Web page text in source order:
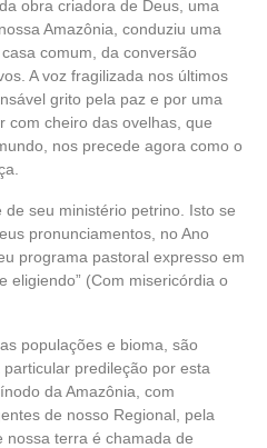
obra criadora de Deus, uma
Amazônia, conduziu uma
comum, da conversão
A voz fragilizada nos últimos
grito pela paz e por uma
com cheiro das ovelhas, que
nos precede agora como o
seu ministério petrino. Isto se
pronunciamentos, no Ano
programa pastoral expresso em
eligiendo” (Com misericórdia o
populações e bioma, são
predileção por esta
da Amazônia, com
de nosso Regional, pela
nossa terra é chamada de